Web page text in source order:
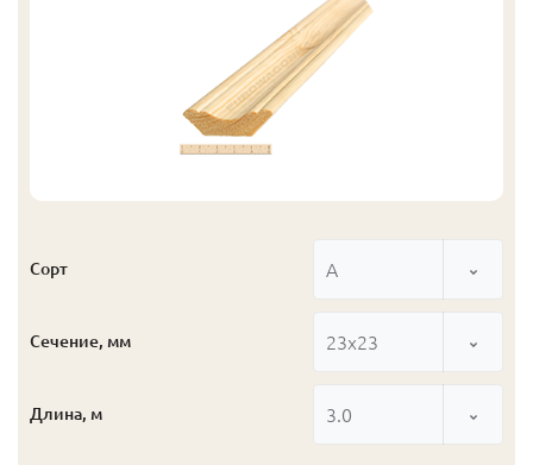
Сорт А
Сечение, мм 23x23
Длина, м 3.0